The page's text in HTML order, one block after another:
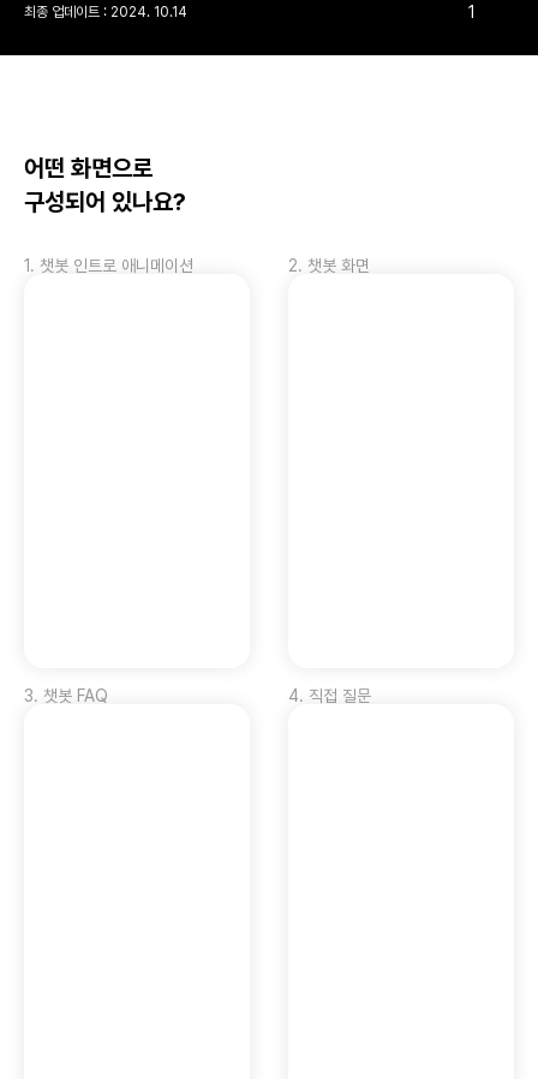
최종 업데이트 : 2024. 10.14 1
어떤 화면으로
구성되어 있나요?
1. 챗봇 인트로 애니메이션 2. 챗봇 화면
3. 챗봇 FAQ 4. 직접 질문